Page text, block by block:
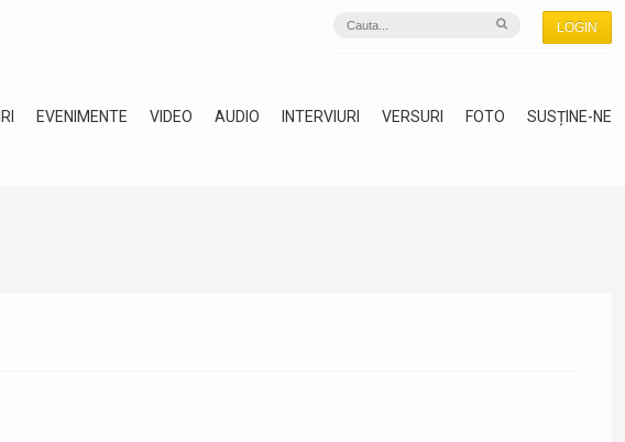
LOGIN
EVENIMENTE VIDEO AUDIO INTERVIURI VERSURI FOTO SUSȚINE-NE